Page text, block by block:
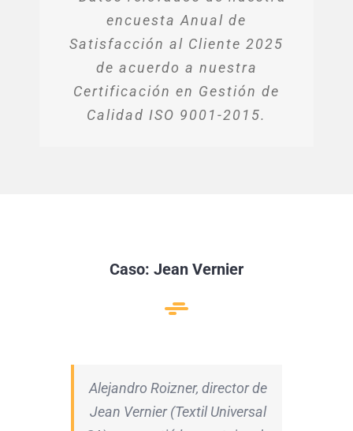
encuesta Anual de
Satisfacción al Cliente 2025
de acuerdo a nuestra
Certificación en Gestión de
Calidad ISO 9001-2015.
Caso: Jean Vernier
Alejandro Roizner, director de
Jean Vernier (Textil Universal